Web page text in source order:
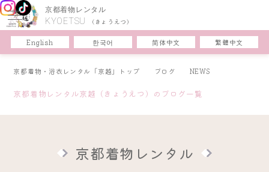
京都着物レンタル
KYOETSU (きょうえつ)
English 한국어 简体中文 繁體中文
京都着物・浴衣レンタル「京越」トップ ブログ NEWS
京都着物レンタル京越（きょうえつ）のブログ一覧
京都着物レンタル